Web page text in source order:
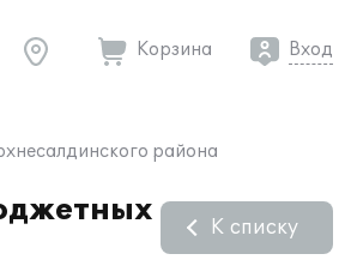
Корзина Вход
района
К списку